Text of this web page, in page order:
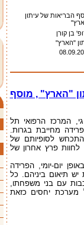
הבריאות של עיתון
בן קורן
"הארץ"
"הארץ" , מוסף
המרכז הרפואי תל
מחייבת בגרות.
לסופיותם של
לחוות פרץ אחרון של
יום-יומי, הפרידה
תיאום ביניהם. כל
עם בני משפחתו,
מערכת יחסים כזאת